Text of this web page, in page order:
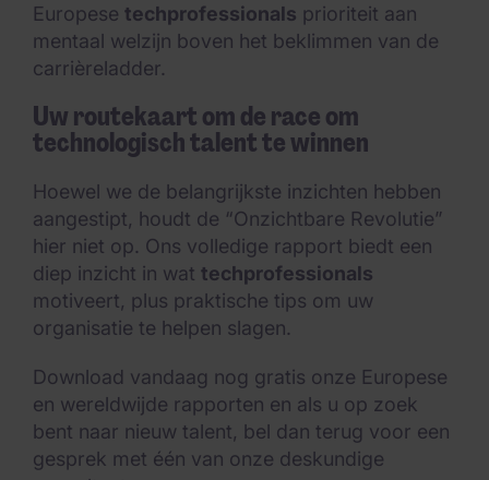
Europese techprofessionals prioriteit aan
mentaal welzijn boven het beklimmen van de
carrièreladder.
Uw routekaart om de race om
technologisch talent te winnen
Hoewel we de belangrijkste inzichten hebben
aangestipt, houdt de “Onzichtbare Revolutie”
hier niet op. Ons volledige rapport biedt een
diep inzicht in wat techprofessionals
motiveert, plus praktische tips om uw
organisatie te helpen slagen.
Download vandaag nog gratis onze Europese
en wereldwijde rapporten en als u op zoek
bent naar nieuw talent, bel dan terug voor een
gesprek met één van onze deskundige